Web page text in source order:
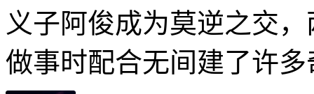
义子阿俊成为莫逆之交
做事时配合无间建了许